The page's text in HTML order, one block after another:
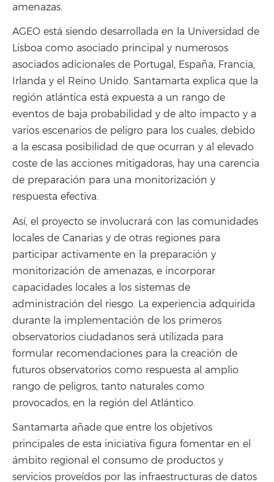
amenazas.
AGEO está siendo desarrollada en la Universidad de
Lisboa como asociado principal y numerosos
asociados adicionales de Portugal, España, Francia,
Irlanda y el Reino Unido. Santamarta explica que la
región atlántica está expuesta a un rango de
eventos de baja probabilidad y de alto impacto y a
varios escenarios de peligro para los cuales, debido
a la escasa posibilidad de que ocurran y al elevado
coste de las acciones mitigadoras, hay una carencia
de preparación para una monitorización y
respuesta efectiva.
Así, el proyecto se involucrará con las comunidades
locales de Canarias y de otras regiones para
participar activamente en la preparación y
monitorización de amenazas, e incorporar
capacidades locales a los sistemas de
administración del riesgo. La experiencia adquirida
durante la implementación de los primeros
observatorios ciudadanos será utilizada para
formular recomendaciones para la creación de
futuros observatorios como respuesta al amplio
rango de peligros, tanto naturales como
provocados, en la región del Atlántico.
Santamarta añade que entre los objetivos
principales de esta iniciativa figura fomentar en el
ámbito regional el consumo de productos y
servicios proveídos por las infraestructuras de datos